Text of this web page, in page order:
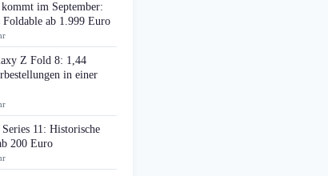
im September:
Foldable ab 1.999 Euro
Z Fold 8: 1,44
in einer
11: Historische
200 Euro